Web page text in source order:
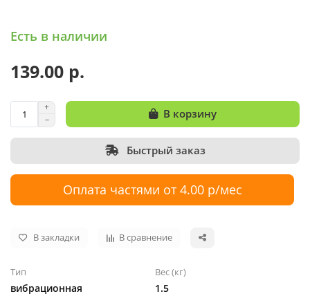
Есть в наличии
139.00 р.
В корзину
Быстрый заказ
Оплата частями от 4.00 р/мес
В закладки В сравнение
Тип
вибрационная
Вес (кг)
1.5